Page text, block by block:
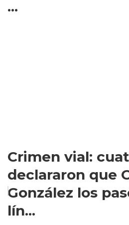
...
Crimen vial:
declararon que
González los
lín...